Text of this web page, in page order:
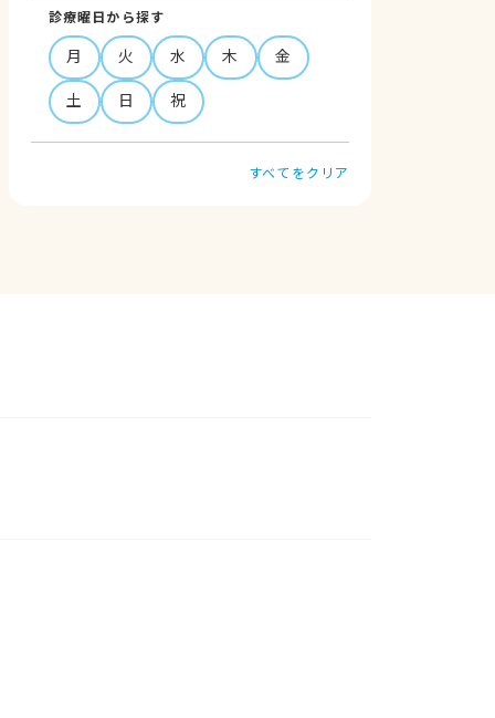
診療曜日から探す
月 火 水 木
金
土
日 祝
すべてをクリア